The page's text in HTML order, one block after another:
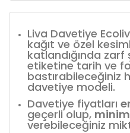
Liva Davetiye
kağıt ve özel
katlandığında zarf
etiketine tarih ve
bastırabileceğiniz
davetiye modeli.
Davetiye fiyatları
geçerli olup,
verebileceğiniz